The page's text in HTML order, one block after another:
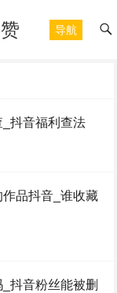
导航
抖音福利查法
品抖音_谁收藏
抖音粉丝能被删